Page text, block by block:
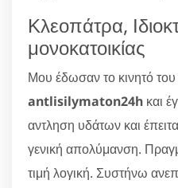
Κλεοπάτρα,
μονοκατοικίας
Μου έδωσαν το κινητό του
antlisilymaton24h και
αντληση υδάτων και
γενική απολύμανση.
τιμή λογική. Συστήνω